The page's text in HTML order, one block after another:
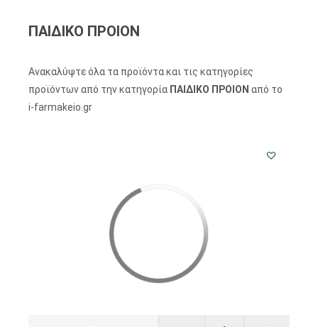
ΠΑΙΔΙΚΟ ΠΡΟΙΟΝ
Ανακαλύψτε όλα τα προϊόντα και τις κατηγορίες
προϊόντων από την κατηγορία ΠΑΙΔΙΚΟ ΠΡΟΙΟΝ από το
i-farmakeio.gr